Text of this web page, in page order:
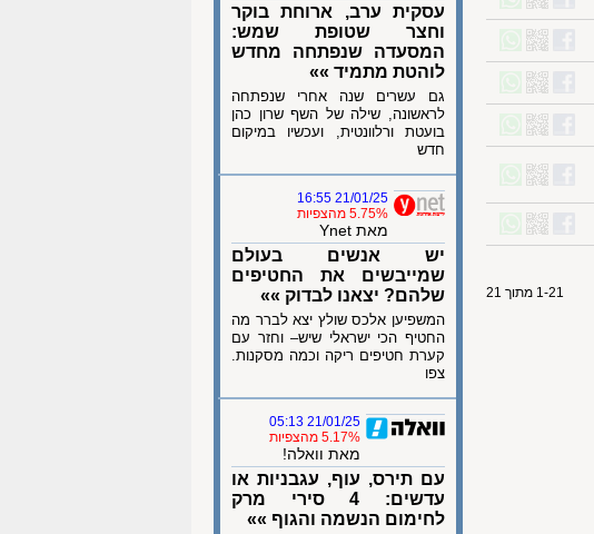
1-21 מתוך 21
עסקית ערב, ארוחת בוקר
וחצר שטופת שמש:
המסעדה שנפתחה מחדש
לוהטת מתמיד »»
גם עשרים שנה אחרי שנפתחה
לראשונה, שילה של השף שרון כהן
בועטת ורלוונטית, ועכשיו במיקום
חדש
21/01/25 16:55
5.75% מהצפיות
מאת Ynet
יש אנשים בעולם
שמייבשים את החטיפים
שלהם? יצאנו לבדוק »»
המשפיען אלכס שולץ יצא לברר מה
החטיף הכי ישראלי שיש– וחזר עם
קערת חטיפים ריקה וכמה מסקנות.
צפו
21/01/25 05:13
5.17% מהצפיות
מאת וואלה!
עם תירס, עוף, עגבניות או
עדשים: 4 סירי מרק
לחימום הנשמה והגוף »»